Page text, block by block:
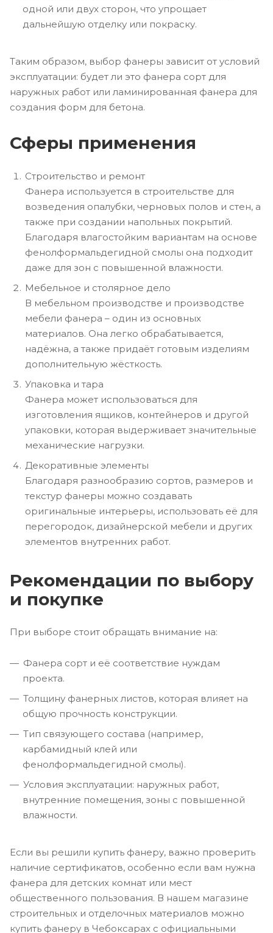
одной или двух сторон, что упрощает
дальнейшую отделку или покраску.
Таким образом, выбор фанеры зависит от условий
эксплуатации: будет ли это фанера сорт для
наружных работ или ламинированная фанера для
создания форм для бетона.
Сферы применения
Строительство и ремонт
Фанера используется в строительстве для
возведения опалубки, черновых полов и стен, а
также при создании напольных покрытий.
Благодаря влагостойким вариантам на основе
фенолформальдегидной смолы она подходит
даже для зон с повышенной влажности.
Мебельное и столярное дело
В мебельном производстве и производстве
мебели фанера – один из основных
материалов. Она легко обрабатывается,
надёжна, а также придаёт готовым изделиям
дополнительную жёсткость.
Упаковка и тара
Фанера может использоваться для
изготовления ящиков, контейнеров и другой
упаковки, которая выдерживает значительные
механические нагрузки.
Декоративные элементы
Благодаря разнообразию сортов, размеров и
текстур фанеры можно создавать
оригинальные интерьеры, использовать её для
перегородок, дизайнерской мебели и других
элементов внутренних работ.
Рекомендации по выбору
и покупке
При выборе стоит обращать внимание на:
Фанера сорт и её соответствие нуждам
проекта.
Толщину фанерных листов, которая влияет на
общую прочность конструкции.
Тип связующего состава (например,
карбамидный клей или
фенолформальдегидной смолы).
Условия эксплуатации: наружных работ,
внутренние помещения, зоны с повышенной
влажности.
Если вы решили купить фанеру, важно проверить
наличие сертификатов, особенно если вам нужна
фанера для детских комнат или мест
общественного пользования. В нашем магазине
строительных и отделочных материалов можно
купить фанеру в Чебоксарах с официальными